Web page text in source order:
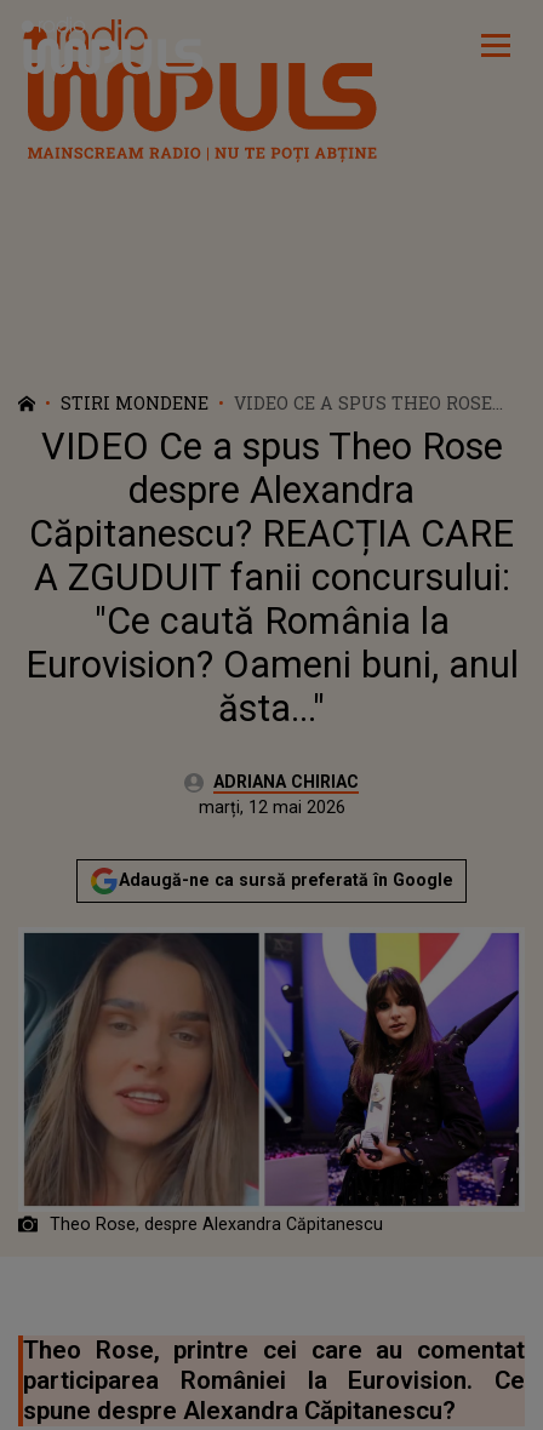
Radio Impuls
STIRI MONDENE
VIDEO CE A SPUS THEO ROSE
CĂPITANESCU? REACȚIA CARE
A ZGUDUIT FANII
CONCURSULUI: "CE CAUTĂ
ROMÂNIA LA EUROVISION?
OAMENI BUNI, ANUL ĂSTA..."
VIDEO Ce a spus Theo Rose
despre Alexandra
Căpitanescu? REACȚIA CARE
A ZGUDUIT fanii concursului:
"Ce caută România la
Eurovision? Oameni buni, anul
ăsta..."
Autor:ADRIANA CHIRIAC
Actualizat:
marți, 12 mai 2026
Adaugă-ne ca sursă preferată în Google
Theo Rose, despre Alexandra Căpitanescu
Theo Rose, printre cei care au comentat
participarea României la Eurovision. Ce
spune despre Alexandra Căpitanescu?